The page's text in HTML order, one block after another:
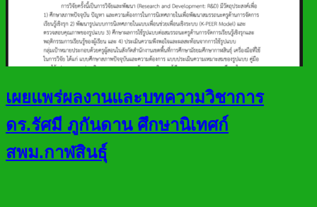
เผยแพร่ผลงานและบทความวิชาการ
ดร.รัศมี ภูกันดาน ศึกษานิเทศก์
สพม.กาฬสินธุ์